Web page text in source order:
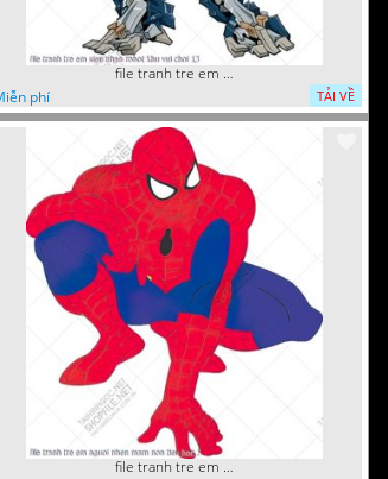
file tranh tre em sieu nhan robot khu vui choi 13
phí
TẢI VỀ
file tranh tre em nguoi nhen mam non tieu hoc 5